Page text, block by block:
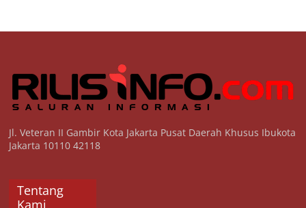
Jl. Veteran II Gambir Kota Jakarta Pusat Daerah Khusus Ibukota
Jakarta 10110 42118
Tentang
Kami